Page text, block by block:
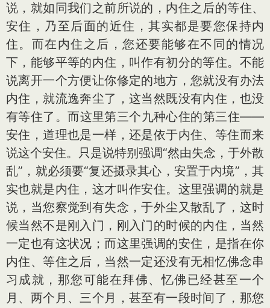
说，就如同我们之前所说的，内住之后的等住、
安住，乃至后面的近住，其实都是要您保持内
住。而在内住之后，您还要能够在不同的情况
下，能够平等的内住，叫作有初分的等住。不能
说离开一个方便让你修定的地方，您就没有办法
内住，就流逸奔尘了，这当然既没有内住，也没
有等住了。而这里第三个九种心住的第三住——
安住，道理也是一样，还是依于内住、等住而来
说这个安住。只是说特别强调“然由失念，于外散
乱”，就必须要“复还摄录其心，安置于内境”，其
实也就是内住，这才叫作安住。这里强调的就是
说，当您察觉到有失念，于外尘又散乱了，这时
候当然不是刚入门，刚入门的时候的内住，当然
一定也有这状况；而这里强调的安住，是指在你
内住、等住之后，当然一定还没有无相忆佛念串
习成就，那您可能在拜佛、忆佛已经甚至一个
月、两个月、三个月，甚至有一段时间了，那您